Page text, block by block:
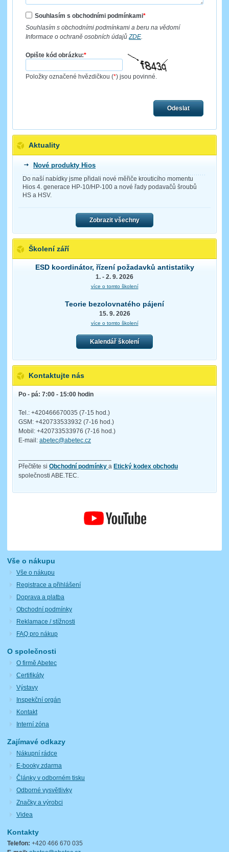
Souhlasím s obchodními podmínkami*
Souhlasím s obchodními podmínkami a beru na vědomí
Informace o ochraně osobních údajů ZDE
Opište kód obrázku:*
Položky označené hvězdičkou (*) jsou povinné.
Odeslat
Aktuality
Nové produkty Hios
Do naší nabídky jsme přidali nové měřiče krouticího momentu
Hios 4. generace HP-10/HP-100 a nové řady podavačů šroubů
HS a HSV.
Zobrazit všechny
Školení září
ESD koordinátor, řízení požadavků antistatiky
1. - 2. 9. 2026
více o tomto školení
Teorie bezolovnatého pájení
15. 9. 2026
více o tomto školení
Kalendář školení
Kontaktujte nás
Po - pá: 7:00 - 15:00 hodin
Tel.: +420466670035 (7-15 hod.)
GSM: +420733533932 (7-16 hod.)
Mobil: +420733533976 (7-16 hod.)
E-mail: abetec@abetec.cz
Přečtěte si Obchodní podmínky a Etický kodex obchodu
společnosti ABE.TEC.
Vše o nákupu
Vše o nákupu
Registrace a přihlášení
Doprava a platba
Obchodní podmínky
Reklamace / stížnosti
FAQ pro nákup
O společnosti
O firmě Abetec
Certifikáty
Výstavy
Inspekční orgán
Kontakt
Interní zóna
Zajímavé odkazy
Nákupní rádce
E-booky zdarma
Články v odborném tisku
Odborné vysvětlivky
Značky a výrobci
Videa
Kontakty
Telefon: +420 466 670 035